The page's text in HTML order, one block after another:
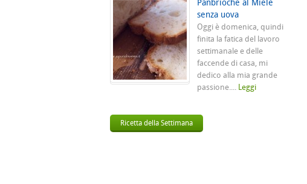
Panbrioche al Miele
senza uova
Oggi è domenica, quindi
finita la fatica del lavoro
settimanale e delle
faccende di casa, mi
dedico alla mia grande
passione.... Leggi
Ricetta della Settimana